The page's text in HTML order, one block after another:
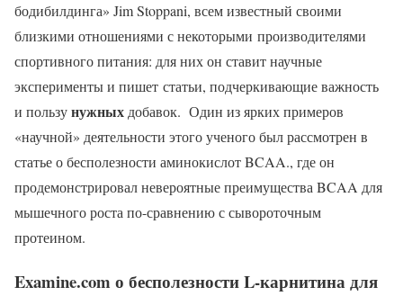
бодибилдинга» Jim Stoppani, всем известный своими
близкими отношениями с некоторыми производителями
спортивного питания: для них он ставит научные
эксперименты и пишет статьи, подчеркивающие важность
и пользунужных добавок. Один из ярких примеров
«научной» деятельности этого ученого был рассмотрен в
статье о бесполезности аминокислот BCAA., где он
продемонстрировал невероятные преимущества BCAA для
мышечного роста по-сравнению с сывороточным
протеином.
Examine.com о бесполезности L-карнитина для